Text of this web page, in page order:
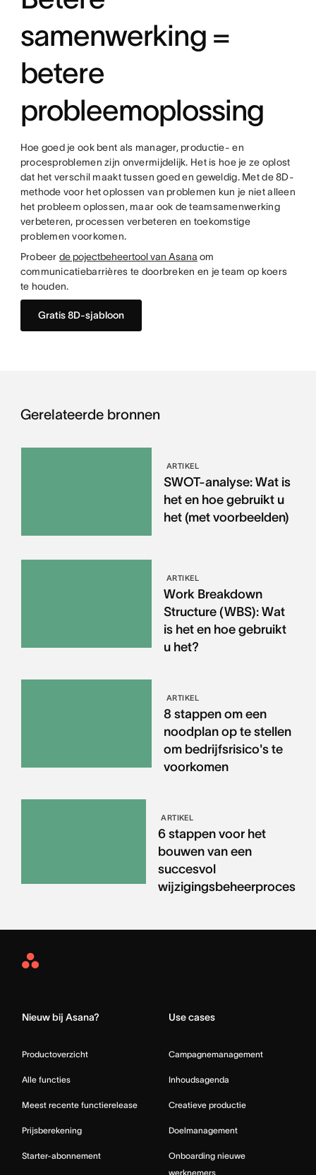
samenwerking =
betere
probleemoplossing
Hoe goed je ook bent als manager, productie- en
procesproblemen zijn onvermijdelijk. Het is hoe je ze oplost
dat het verschil maakt tussen goed en geweldig. Met de 8D-
methode voor het oplossen van problemen kun je niet alleen
het probleem oplossen, maar ook de teamsamenwerking
verbeteren, processen verbeteren en toekomstige
problemen voorkomen.
Probeer de pojectbeheertool van Asana om
communicatiebarrières te doorbreken en je team op koers
te houden.
Gratis 8D-sjabloon
Gerelateerde bronnen
ARTIKEL
SWOT-analyse: Wat is
het en hoe gebruikt u
het (met voorbeelden)
ARTIKEL
Work Breakdown
Structure (WBS): Wat
is het en hoe gebruikt
u het?
ARTIKEL
8 stappen om een
noodplan op te stellen
om bedrijfsrisico's te
voorkomen
ARTIKEL
6 stappen voor het
bouwen van een
succesvol
wijzigingsbeheerproces
Asana
Nieuw bij Asana?
Productoverzicht
Alle functies
Meest recente functierelease
Prijsberekening
Starter-abonnement
Use cases
Campagnemanagement
Inhoudsagenda
Creatieve productie
Doelmanagement
Onboarding nieuwe
werknemers